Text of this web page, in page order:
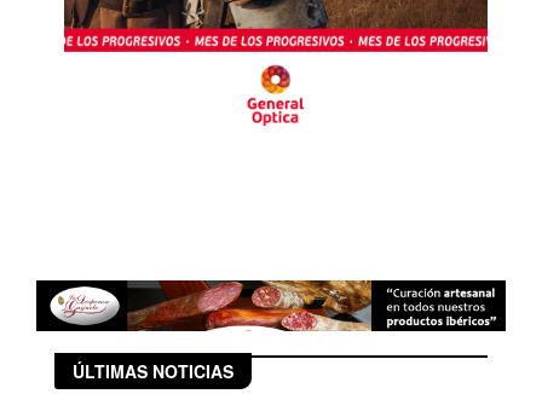
ÚLTIMAS NOTICIAS